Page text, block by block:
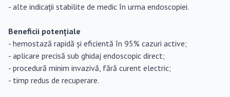
- alte indicații stabilite de medic în urma endoscopiei.
Beneficii potențiale
- hemostază rapidă și eficientă în 95% cazuri active;
- aplicare precisă sub ghidaj endoscopic direct;
- procedură minim invazivă, fără curent electric;
- timp redus de recuperare.